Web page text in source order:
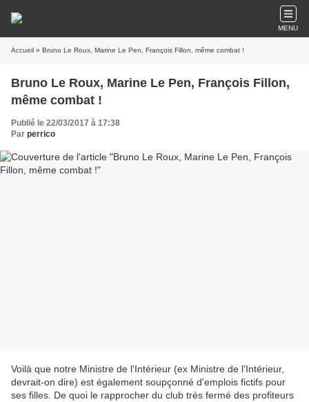
MENU
Accueil » Bruno Le Roux, Marine Le Pen, François Fillon, même combat !
Bruno Le Roux, Marine Le Pen, François Fillon,
même combat !
Publié le 22/03/2017 à 17:38
Par perrico
Voilà que notre Ministre de l'Intérieur (ex Ministre de l'Intérieur,
devrait-on dire) est également soupçonné d'emplois fictifs pour
ses filles. De quoi le rapprocher du club très fermé des profiteurs